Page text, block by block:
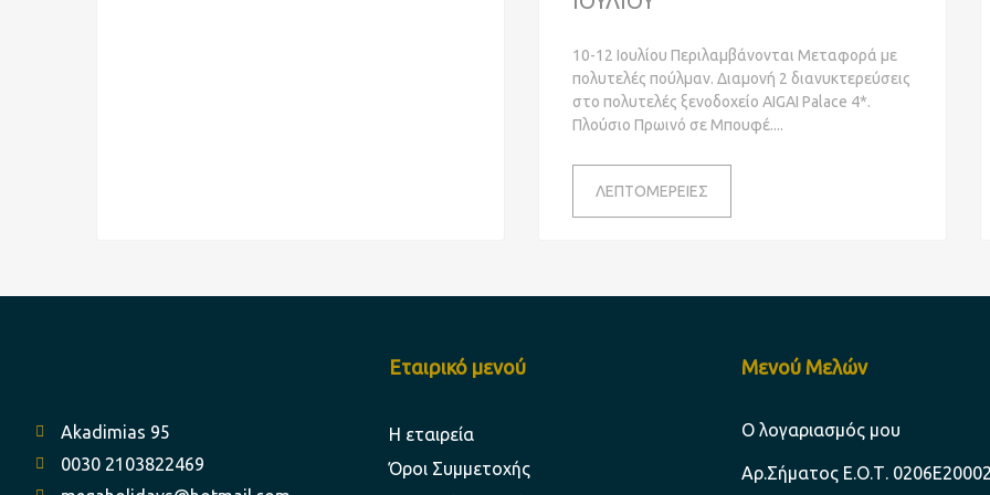
10-12 Ιουλίου Περιλαμβάνονται Μεταφορά με
πολυτελές πούλμαν. Διαμονή 2 διανυκτερεύσεις
στο πολυτελές ξενοδοχείο AIGAI Palace 4*.
Πλούσιο Πρωινό σε Μπουφέ.
ΛΕΠΤΟΜΕΡΕΙΕΣ
Akadimias 95
0030 2103822469
Εταιρικό μενού
Η εταιρεία
Όροι Συμμετοχής
Μενού Μελών
Ο λογαριασμός μου
Aρ.Σήματος Ε.Ο.Τ.